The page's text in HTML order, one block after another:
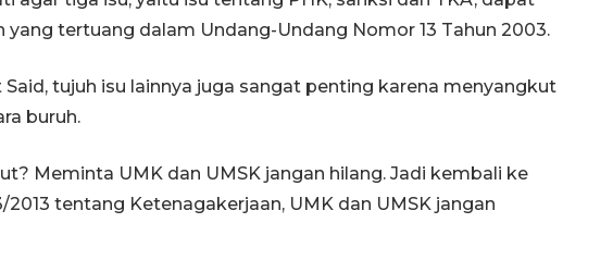
tertuang dalam Undang-Undang Nomor 13 Tahun 2003.
tujuh isu lainnya juga sangat penting karena menyangkut
buruh.
Meminta UMK dan UMSK jangan hilang. Jadi kembali ke
tentang Ketenagakerjaan, UMK dan UMSK jangan